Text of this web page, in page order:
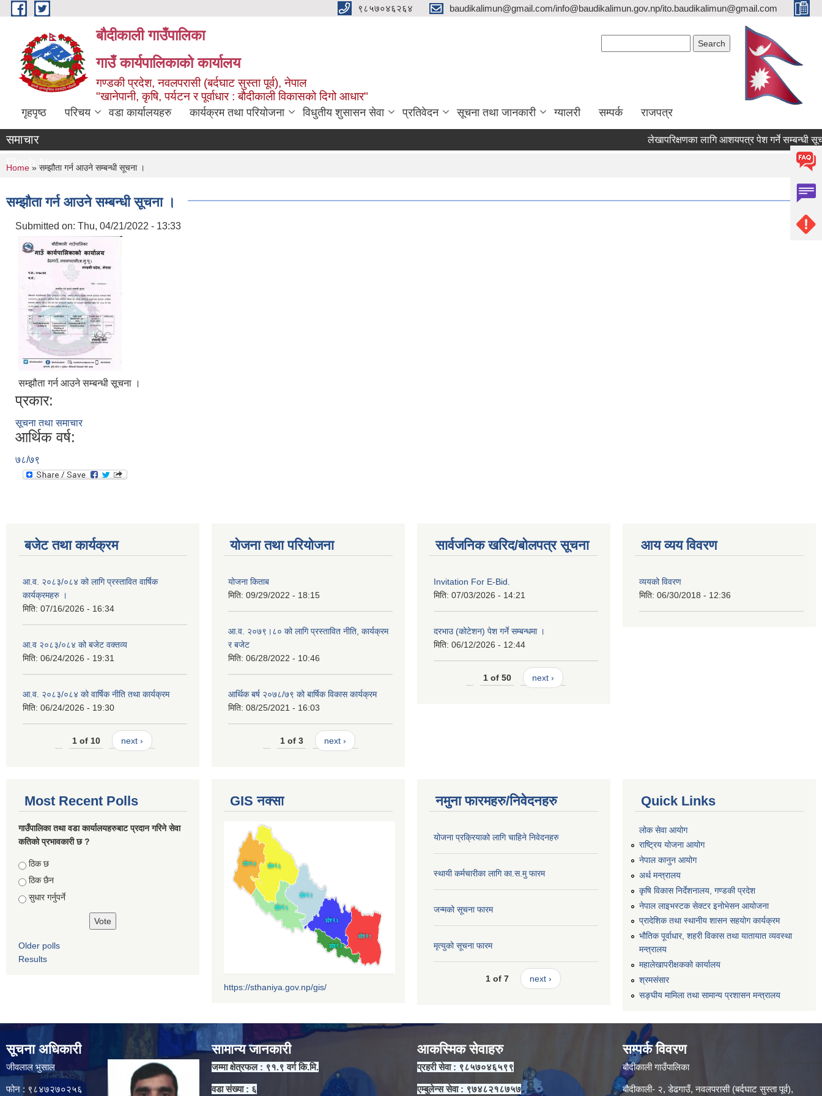
Skip to main content ९८५७०४६२६४ baudikalimun@gmail.com/info@baudikalimun.gov.np/ito.baudikalimun@gmail.com
बौदीकाली गाउँपालिका
गाउँ कार्यपालिकाको कार्यालय
गण्डकी प्रदेश, नवलपरासी (बर्दघाट सुस्ता पूर्व), नेपाल
"खानेपानी, कृषि, पर्यटन र पूर्वाधार : बौदीकाली विकासको दिगो आधार"
गृहपृष्ठ परिचय वडा कार्यालयहरु कार्यक्रम तथा परियोजना विधुतीय शुसासन सेवा प्रतिवेदन सूचना तथा जानकारी ग्यालरी सम्पर्क राजपत्र
समाचार लेखापरिक्षणका लागि आशयपत्र पेश गर्ने सम्बन्धी सूचना ।
Flash News लेखापरिक्षणका लागि आशयपत्र पेश गर्ने सम्बन्धी सूचना ।
You are here
Home » सम्झौता गर्न आउने सम्बन्धी सूचना ।
सम्झौता गर्न आउने सम्बन्धी सूचना ।
Submitted on: Thu, 04/21/2022 - 13:33
सम्झौता गर्न आउने सम्बन्धी सूचना ।
प्रकार:
सूचना तथा समाचार
आर्थिक वर्ष:
७८/७९
बजेट तथा कार्यक्रम
आ.व. २०८३/०८४ को लागि प्रस्तावित वार्षिक
कार्यक्रमहरु ।
मिति: 07/16/2026 - 16:34
आ.व २०८३/०८४ को बजेट वक्तव्य
मिति: 06/24/2026 - 19:31
आ.व. २०८३/०८४ को वार्षिक नीति तथा कार्यक्रम
मिति: 06/24/2026 - 19:30
1 of 10 next ›
योजना तथा परियोजना
योजना किताब
मिति: 09/29/2022 - 18:15
आ.व. २०७९।८० को लागि प्रस्तावित नीति, कार्यक्रम
र बजेट
मिति: 06/28/2022 - 10:46
आर्थिक बर्ष २०७८/७९ को बार्षिक विकास कार्यक्रम
मिति: 08/25/2021 - 16:03
1 of 3 next ›
सार्वजनिक खरिद/बोलपत्र सूचना
Invitation For E-Bid.
मिति: 07/03/2026 - 14:21
दरभाउ (कोटेशन) पेश गर्ने सम्बन्धमा ।
मिति: 06/12/2026 - 12:44
1 of 50 next ›
आय व्यय विवरण
व्ययको विवरण
मिति: 06/30/2018 - 12:36
Most Recent Polls
गाउँपालिका तथा वडा कार्यालयहरुबाट प्रदान गरिने सेवा
कतिको प्रभावकारी छ ?
Choices
ठिक छ
ठिक छैन
सुधार गर्नुपर्ने
Older polls
Results
GIS नक्सा
https://sthaniya.gov.np/gis/
नमुना फारमहरु/निवेदनहरु
योजना प्रक्रियाको लागि चाहिने निवेदनहरु
स्थायी कर्मचारीका लागि का.स.मु फारम
जन्मको सूचना फारम
मृत्युको सूचना फारम
1 of 7 next ›
Quick Links
लोक सेवा आयोग
राष्ट्रिय योजना आयोग
नेपाल कानुन आयोग
अर्थ मन्त्रालय
कृषि विकास निर्देशनालय, गण्डकी प्रदेश
नेपाल लाइभस्टक सेक्टर इनोभेसन आयोजना
प्रादेशिक तथा स्थानीय शासन सहयोग कार्यक्रम
भौतिक पूर्वाधार, शहरी विकास तथा यातायात व्यवस्था
मन्त्रालय
महालेखापरीक्षकको कार्यालय
श्रमसंसार
सङ्घीय मामिला तथा सामान्य प्रशासन मन्त्रालय
सूचना अधिकारी
जीवलाल भुसाल
फोन : ९८४७२७०२५६
सामान्य जानकारी
जम्मा क्षेत्रफल : ९१.९ वर्ग कि.मि.
वडा संख्या : ६
आकस्मिक सेवाहरु
प्रहरी सेवा : ९८५७०४६५९९
एम्बुलेन्स सेवा : ९७४८२१८७५७
सम्पर्क विवरण
बौदीकाली गाउँपालिका
बौदीकाली- २, डेढगाउँ, नवलपरासी (बर्दघाट सुस्ता पूर्व),